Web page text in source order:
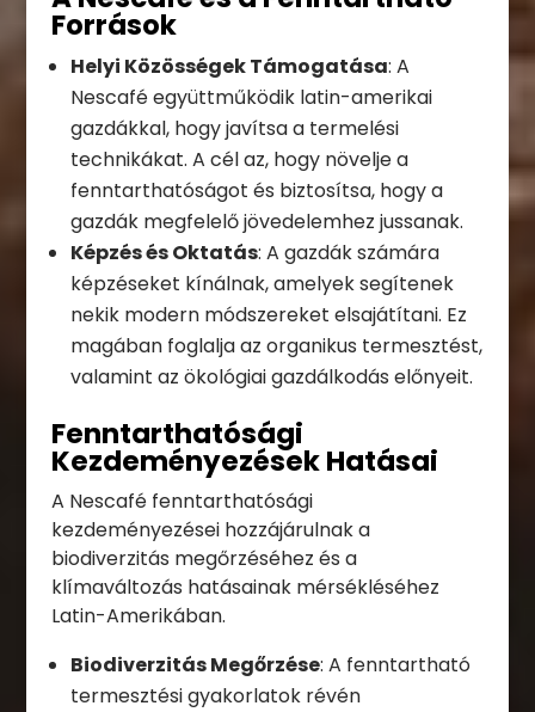
Források
Helyi Közösségek Támogatása: A
Nescafé együttműködik latin-amerikai
gazdákkal, hogy javítsa a termelési
technikákat. A cél az, hogy növelje a
fenntarthatóságot és biztosítsa, hogy a
gazdák megfelelő jövedelemhez jussanak.
Képzés és Oktatás: A gazdák számára
képzéseket kínálnak, amelyek segítenek
nekik modern módszereket elsajátítani. Ez
magában foglalja az organikus termesztést,
valamint az ökológiai gazdálkodás előnyeit.
Fenntarthatósági
Kezdeményezések Hatásai
A Nescafé fenntarthatósági
kezdeményezései hozzájárulnak a
biodiverzitás megőrzéséhez és a
klímaváltozás hatásainak mérsékléséhez
Latin-Amerikában.
Biodiverzitás Megőrzése: A fenntartható
termesztési gyakorlatok révén